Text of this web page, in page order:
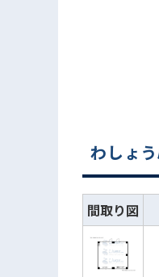
わしょ
間取り図